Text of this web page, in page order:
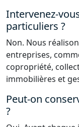
Intervenez-
particuliers ?
Non. Nous
entreprises,
copropriété,
immobilières et
Peut-on
?